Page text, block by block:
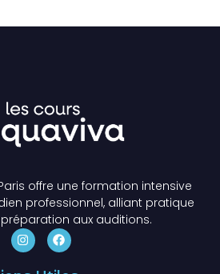
offre une formation intensive
professionnel, alliant pratique
aux auditions.